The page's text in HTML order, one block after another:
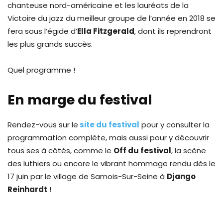
chanteuse nord-américaine et les lauréats de la
Victoire du jazz du meilleur groupe de l’année en 2018 se
fera sous l’égide d’Ella Fitzgerald, dont ils reprendront
les plus grands succès.
Quel programme !
En marge du festival
Rendez-vous sur le site du festival pour y consulter la
programmation complète, mais aussi pour y découvrir
tous ses à côtés, comme le Off du festival, la scène
des luthiers ou encore le vibrant hommage rendu dès le
17 juin par le village de Samois-Sur-Seine à Django
Reinhardt !